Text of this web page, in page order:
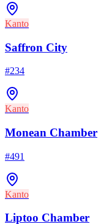
Kanto
Saffron City
#234
Kanto
Monean Chamber
#491
Kanto
Liptoo Chamber